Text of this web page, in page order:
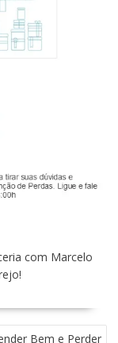
com Marcelo
Bem e Perder